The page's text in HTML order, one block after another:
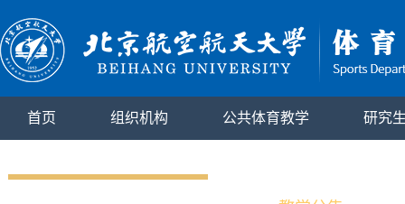
首页 组织机构 公共体育教学 研究